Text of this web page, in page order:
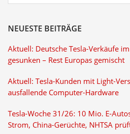
NEUESTE BEITRÄGE
Aktuell: Deutsche Tesla-Verkäufe
gesunken – Rest Europas gemischt
Aktuell: Tesla-Kunden mit Light-
ausfallende Computer-Hardware
Tesla-Woche 31/26: 10 Mio. E-
Strom, China-Gerüchte, NHTSA